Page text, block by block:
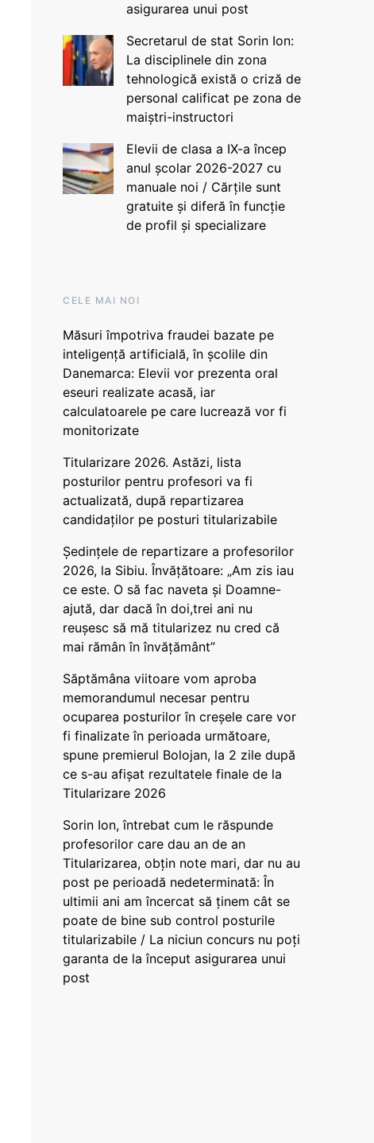
asigurarea unui post
Secretarul de stat Sorin Ion:
La disciplinele din zona
tehnologică există o criză de
personal calificat pe zona de
maiștri-instructori
Elevii de clasa a IX-a încep
anul școlar 2026-2027 cu
manuale noi / Cărțile sunt
gratuite și diferă în funcție
de profil și specializare
CELE MAI NOI
Măsuri împotriva fraudei bazate pe
inteligență artificială, în școlile din
Danemarca: Elevii vor prezenta oral
eseuri realizate acasă, iar
calculatoarele pe care lucrează vor fi
monitorizate
Titularizare 2026. Astăzi, lista
posturilor pentru profesori va fi
actualizată, după repartizarea
candidaților pe posturi titularizabile
Ședințele de repartizare a profesorilor
2026, la Sibiu. Învățătoare: „Am zis iau
ce este. O să fac naveta și Doamne-
ajută, dar dacă în doi,trei ani nu
reușesc să mă titularizez nu cred că
mai rămân în învățământ”
Săptămâna viitoare vom aproba
memorandumul necesar pentru
ocuparea posturilor în creșele care vor
fi finalizate în perioada următoare,
spune premierul Bolojan, la 2 zile după
ce s-au afișat rezultatele finale de la
Titularizare 2026
Sorin Ion, întrebat cum le răspunde
profesorilor care dau an de an
Titularizarea, obțin note mari, dar nu au
post pe perioadă nedeterminată: În
ultimii ani am încercat să ținem cât se
poate de bine sub control posturile
titularizabile / La niciun concurs nu poți
garanta de la început asigurarea unui
post